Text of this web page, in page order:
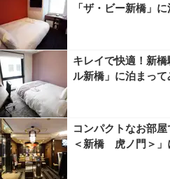
「ザ・ビー新橋」
キレイで快適！新
ル新橋」に泊まっ
コンパクトなお部
＜新橋 虎ノ門＞」